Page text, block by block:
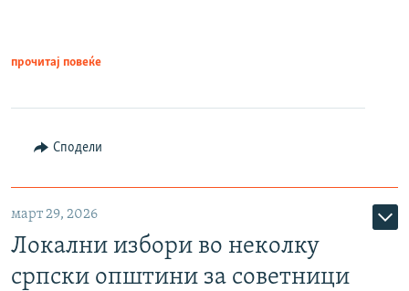
прочитај повеќе
Сподели
март 29, 2026
Локални избори во неколку
српски општини за советници